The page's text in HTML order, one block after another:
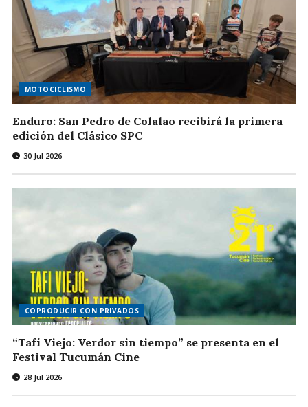
MOTOCICLISMO
Enduro: San Pedro de Colalao recibirá la primera
edición del Clásico SPC
30 Jul 2026
COPRODUCIR CON PRIVADOS
“Tafí Viejo: Verdor sin tiempo” se presenta en el
Festival Tucumán Cine
28 Jul 2026